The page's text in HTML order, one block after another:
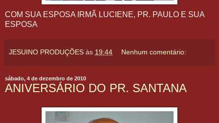
COM SUA ESPOSA IRMÃ LUCIENE, PR. PAULO E SUA
ESPOSA
JESUINO PRODUÇÕES às 19:44 Nenhum comentário:
sábado, 4 de dezembro de 2010
ANIVERSÁRIO DO PR. SANTANA